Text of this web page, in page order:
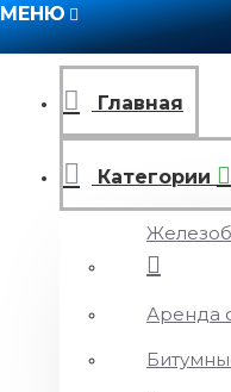
МЕНЮ
Главная
Категории
Аренда